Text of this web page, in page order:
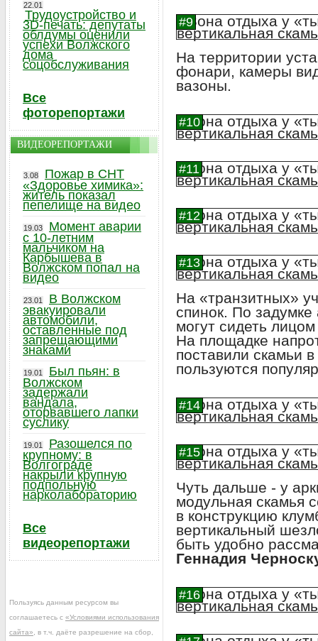
На территории
фонари, камеры
вазоны.
На «транзитных»
спинок. По
могут сидеть
На площадке
поставили скамьи
пользуются
Чуть дальше - у
модульная скамья
в конструкцию
вертикальный
быть удобно
Геннадия
22.01
Трудоустройство и
3D-печать: депутаты
облдумы оценили
успехи Волжского
дома
соцобслуживания
Все
фоторепортажи
ВИДЕОРЕПОРТАЖИ
3.08
Пожар в СНТ
«Здоровье химика»:
житель показал
пепелище на видео
19.03
Момент аварии
с 10-летним
мальчиком на
Карбышева в
Волжском попал на
видео
23.01
В Волжском
эвакуировали
автомобили,
оставленные под
запрещающими
знаками
19.01
Был пьян: в
Волжском
задержали
вандала,
оторвавшего лапки
суслику
19.01
Разошелся по
крупному: в
Волгограде
накрыли крупную
подпольную
нарколабораторию
Все
видеорепортажи
Пользуясь данным ресурсом вы
соглашаетесь с «Условиями использования
сайта» , в т.ч. даёте разрешение на сбор,